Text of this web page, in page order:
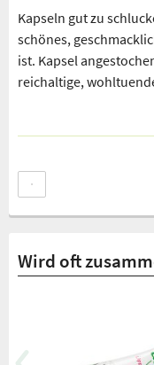
Kapseln gut zu
schönes,
ist. Kapsel
reichaltige,
Wird oft